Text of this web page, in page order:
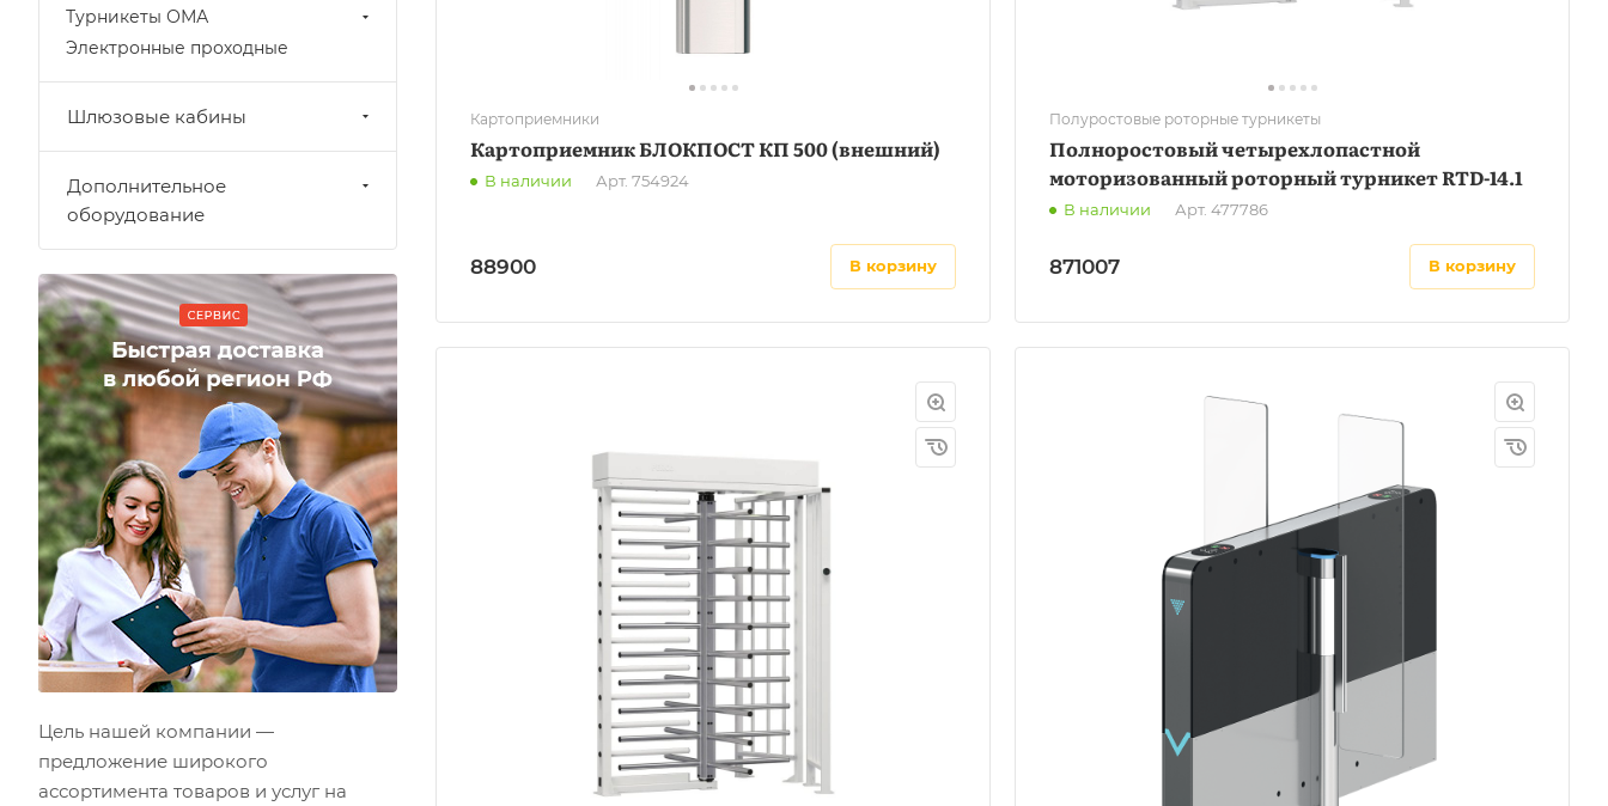
Картоприемники
Картоприемник БЛОКПОСТ КП 500 (внешний)
В наличии Арт. 754924
88900 в корзину
Полуростовые роторные турникеты
Полноростовый четырехлопастной
моторизованный роторный турникет RTD-14.1
В наличии Арт. 477786
871007 в корзину
Турникеты ОМА
Электронные проходные
Шлюзовые кабины
Дополнительное
оборудование
Цель нашей компании —
предложение широкого
ассортимента товаров и услуг на